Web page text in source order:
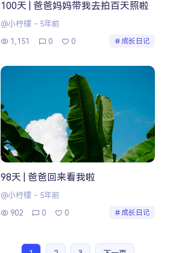
100天 | 爸爸妈妈带我去拍百天照啦
@小柠檬 - 5年前
1,151
0 0 成长日记
98天 | 爸爸回来看我啦
@小柠檬 - 5年前
902
0 0 成长日记